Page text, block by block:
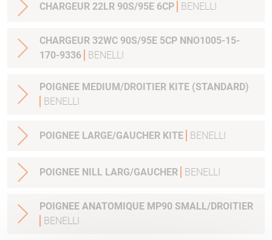
CHARGEUR 22LR 90S/95E 6CP BENELLI
CHARGEUR 32WC 90S/95E 5CP NNO1005-15-
170-9336
BENELLI
POIGNEE MEDIUM/DROITIER KITE (STANDARD)
BENELLI
POIGNEE LARGE/GAUCHER KITE BENELLI
POIGNEE NILL LARG/GAUCHER BENELLI
POIGNEE ANATOMIQUE MP90 SMALL/DROITIER
BENELLI